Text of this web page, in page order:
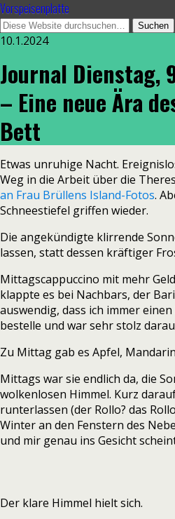
Vorspeisenplatte
10.1.2024
Journal Dienstag,
– Eine neue Ära
Bett
Etwas unruhige Nacht.
Weg in die Arbeit über die
an Frau Brüllens Island-Fotos.
Schneestiefel griffen wieder.
Die angekündigte klirrende
lassen, statt dessen kräftiger
Mittagscappuccino mit mehr
klappte es bei Nachbars, der
auswendig, dass ich immer
bestelle und war sehr stolz
Zu Mittag gab es Apfel,
Mittags war sie endlich da, die
wolkenlosen Himmel. Kurz
runterlassen (der Rollo? das
Winter an den Fenstern des
und mir genau ins Gesicht
Der klare Himmel hielt sich.